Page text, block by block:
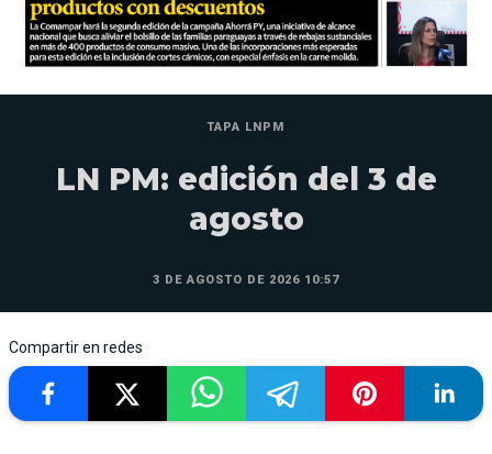
TAPA LNPM
LN PM: edición del 3 de
agosto
3 DE AGOSTO DE 2026 10:57
Compartir en redes